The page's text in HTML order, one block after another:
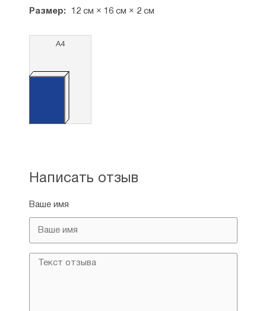
Размер: 12 см × 16 см × 2 см
А4
Написать отзыв
Ваше имя